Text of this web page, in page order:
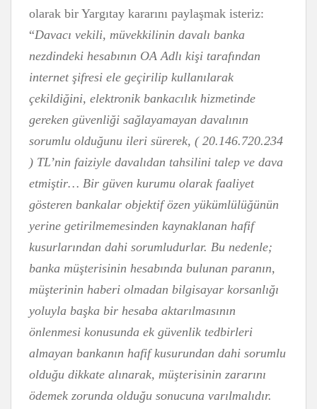
olarak bir Yargıtay kararını paylaşmak isteriz:
“Davacı vekili, müvekkilinin davalı banka
nezdindeki hesabının OA Adlı kişi tarafından
internet şifresi ele geçirilip kullanılarak
çekildiğini, elektronik bankacılık hizmetinde
gereken güvenliği sağlayamayan davalının
sorumlu olduğunu ileri sürerek, ( 20.146.720.234
) TL’nin faiziyle davalıdan tahsilini talep ve dava
etmiştir… Bir güven kurumu olarak faaliyet
gösteren bankalar objektif özen yükümlülüğünün
yerine getirilmemesinden kaynaklanan hafif
kusurlarından dahi sorumludurlar. Bu nedenle;
banka müşterisinin hesabında bulunan paranın,
müşterinin haberi olmadan bilgisayar korsanlığı
yoluyla başka bir hesaba aktarılmasının
önlenmesi konusunda ek güvenlik tedbirleri
almayan bankanın hafif kusurundan dahi sorumlu
olduğu dikkate alınarak, müşterisinin zararını
ödemek zorunda olduğu sonucuna varılmalıdır.